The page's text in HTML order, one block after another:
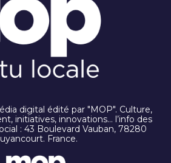
digital édité par "MOP". Culture,
initiatives, innovations… l’info des
: 43 Boulevard Vauban, 78280
France.